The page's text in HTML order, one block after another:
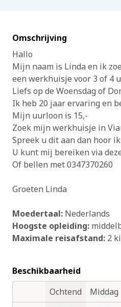
Omschrijving
Hallo
Mijn naam is Linda en ik
een werkhuisje voor 3 of 4
Liefs op de Woensdag of
Ik heb 20 jaar ervaring en
Mijn uurloon is 15,-
Zoek mijn werkhuisje in
Spreek u dit aan dan hoor
U kunt mij bereiken via
Of bellen met 0347370260
Groeten Linda
Moedertaal: Nederlands
Hoogste opleiding:
Maximale reisafstand: 2
Beschikbaarheid
Dagdelen
DagenOchtend Middag